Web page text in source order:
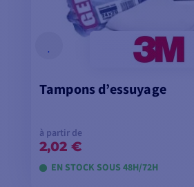
Tampons d’essuyage
à partir de
2,02 €
EN STOCK SOUS 48H/72H